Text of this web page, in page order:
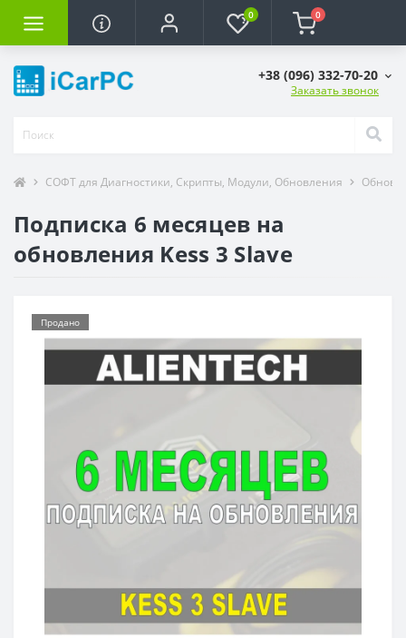
0 0
+38 (096) 332-70-20
Заказать звонок
СОФТ для Диагностики, Скрипты, Модули, Обновления
Подписка 6 месяцев на
обновления Kess 3 Slave
Продано